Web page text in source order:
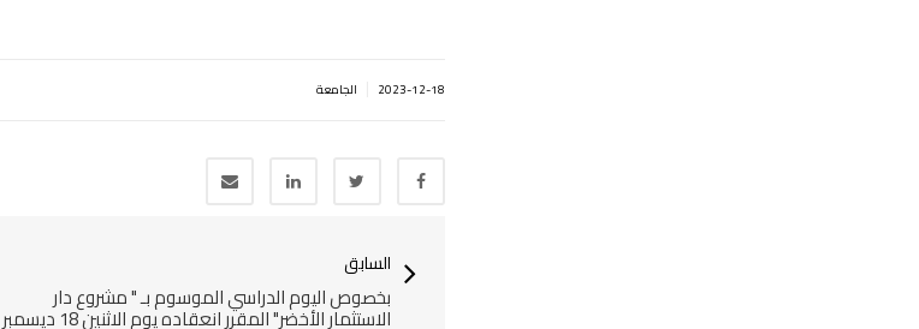
2023-12-18 الجامعة
السابق
بخصوص اليوم الدراسي الموسوم بـ " مشروع دار
الاستثمار الأخضر" المقرر انعقاده يوم الاثنين 18 ديسمبر